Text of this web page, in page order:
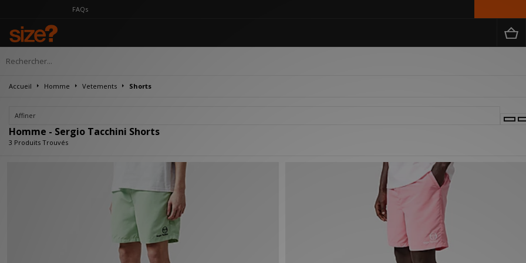
Accueil Homme Vetements Shorts
Affiner
Homme - Sergio Tacchini Shorts
3 Produits Trouvés